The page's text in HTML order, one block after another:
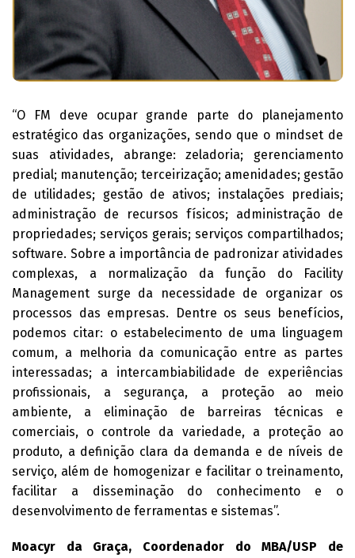
“O FM deve ocupar grande parte do planejamento
estratégico das organizações, sendo que o mindset de
suas atividades, abrange: zeladoria; gerenciamento
predial; manutenção; terceirização; amenidades; gestão
de utilidades; gestão de ativos; instalações prediais;
administração de recursos físicos; administração de
propriedades; serviços gerais; serviços compartilhados;
software. Sobre a importância de padronizar atividades
complexas, a normalização da função do Facility
Management surge da necessidade de organizar os
processos das empresas. Dentre os seus benefícios,
podemos citar: o estabelecimento de uma linguagem
comum, a melhoria da comunicação entre as partes
interessadas; a intercambiabilidade de experiências
profissionais, a segurança, a proteção ao meio
ambiente, a eliminação de barreiras técnicas e
comerciais, o controle da variedade, a proteção ao
produto, a definição clara da demanda e de níveis de
serviço, além de homogenizar e facilitar o treinamento,
facilitar a disseminação do conhecimento e o
desenvolvimento de ferramentas e sistemas”.
Moacyr da Graça, Coordenador do MBA/USP de